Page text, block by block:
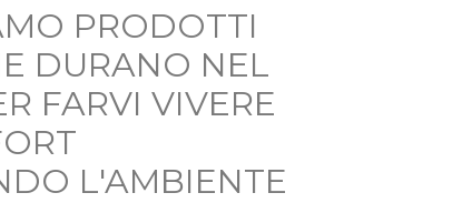
PRODOTTI
DURANO NEL
FARVI VIVERE
L'AMBIENTE